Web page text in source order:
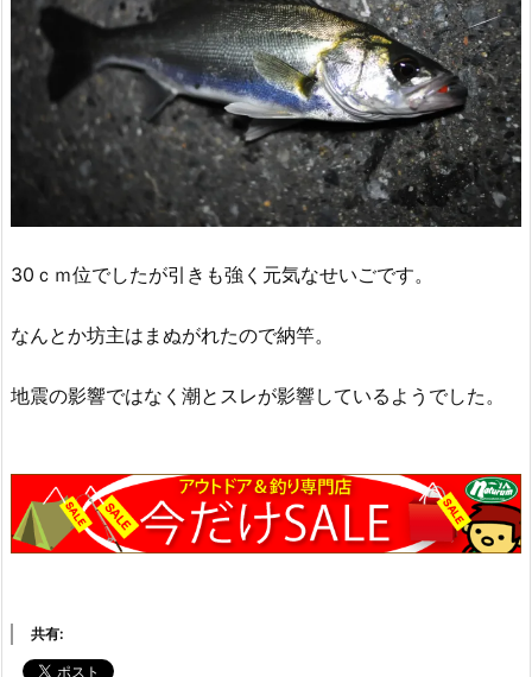
30ｃｍ位でしたが引きも強く元気なせいごです。
なんとか坊主はまぬがれたので納竿。
地震の影響ではなく潮とスレが影響しているようでした。
共有: